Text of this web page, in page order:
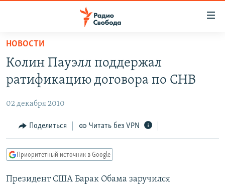
упрощенного
доступа
Вернуться
основному
Вернутся
главной
навигации
Вернутся
ПОДКАСТЫ
АВТОРСКИЕ ПРОЕКТЫ
ЦИТАТЫ СВОБОДЫ
МНЕНИЯ
IDEL.РЕАЛИИ
КАВКАЗ.РЕАЛИИ
НОВОСТИ
Колин Пауэлл поддержал
ратификацию договора по СНВ
02 декабря 2010
Поделиться Читать без VPN
Приоритетный источник в Google
Президент США Барак Обама заручился